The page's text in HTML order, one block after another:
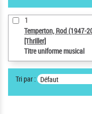
1
Temperton, Rod (1947-
[Thriller]
Titre uniforme musical
Tri par : Défaut